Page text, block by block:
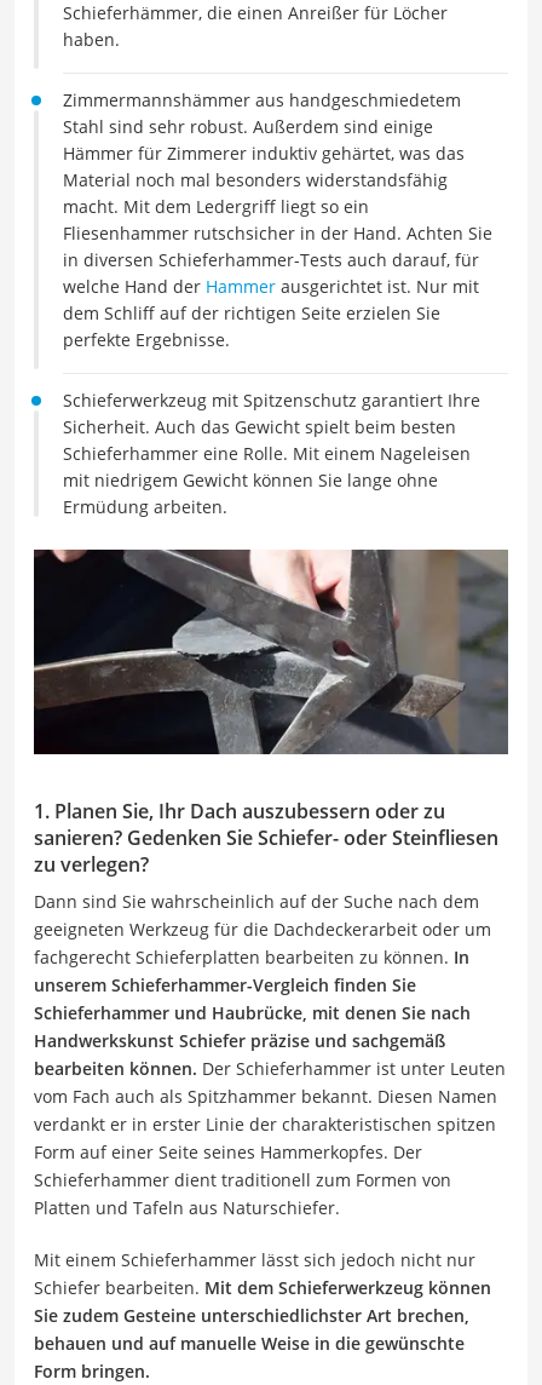
Schieferhämmer, die einen Anreißer für Löcher
haben.
Zimmermannshämmer aus handgeschmiedetem
Stahl sind sehr robust. Außerdem sind einige
Hämmer für Zimmerer induktiv gehärtet, was das
Material noch mal besonders widerstandsfähig
macht. Mit dem Ledergriff liegt so ein
Fliesenhammer rutschsicher in der Hand. Achten Sie
in diversen Schieferhammer-Tests auch darauf, für
welche Hand der Hammer ausgerichtet ist. Nur mit
dem Schliff auf der richtigen Seite erzielen Sie
perfekte Ergebnisse.
Schieferwerkzeug mit Spitzenschutz garantiert Ihre
Sicherheit. Auch das Gewicht spielt beim besten
Schieferhammer eine Rolle. Mit einem Nageleisen
mit niedrigem Gewicht können Sie lange ohne
Ermüdung arbeiten.
1. Planen Sie, Ihr Dach auszubessern oder zu
sanieren? Gedenken Sie Schiefer- oder Steinfliesen
zu verlegen?
Dann sind Sie wahrscheinlich auf der Suche nach dem
geeigneten Werkzeug für die Dachdeckerarbeit oder um
fachgerecht Schieferplatten bearbeiten zu können. In
unserem Schieferhammer-Vergleich finden Sie
Schieferhammer und Haubrücke, mit denen Sie nach
Handwerkskunst Schiefer präzise und sachgemäß
bearbeiten können. Der Schieferhammer ist unter Leuten
vom Fach auch als Spitzhammer bekannt. Diesen Namen
verdankt er in erster Linie der charakteristischen spitzen
Form auf einer Seite seines Hammerkopfes. Der
Schieferhammer dient traditionell zum Formen von
Platten und Tafeln aus Naturschiefer.
Mit einem Schieferhammer lässt sich jedoch nicht nur
Schiefer bearbeiten. Mit dem Schieferwerkzeug können
Sie zudem Gesteine unterschiedlichster Art brechen,
behauen und auf manuelle Weise in die gewünschte
Form bringen.